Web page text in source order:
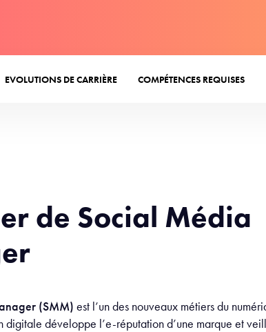
EVOLUTIONS DE CARRIÈRE COMPÉTENCES REQUISES
de Social Média
(SMM) est l’un des nouveaux métiers du
digitale développe l’e-réputation d’une marque et